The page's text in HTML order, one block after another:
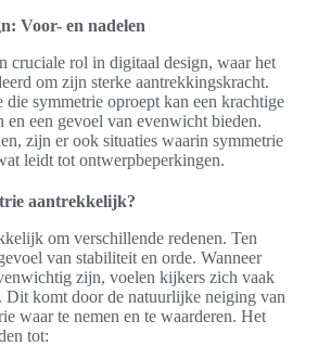
Voor- en nadelen
cruciale rol in digitaal design, waar het
om zijn sterke aantrekkingskracht.
die symmetrie oproept kan een krachtige
en een gevoel van evenwicht bieden.
zijn er ook situaties waarin symmetrie
leidt tot ontwerpbeperkingen.
aantrekkelijk?
om verschillende redenen. Ten
van stabiliteit en orde. Wanneer
zijn, voelen kijkers zich vaak
Dit komt door de natuurlijke neiging van
waar te nemen en te waarderen. Het
tot: